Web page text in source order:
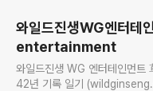
와일드진생WG엔터테
entertainment
와일드진생 WG 엔터테인먼트
42년 기록 일기 (wildginseng.or.kr -